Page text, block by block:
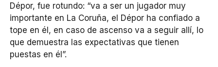
Dépor, fue rotundo: “va a ser un jugador muy
importante en La Coruña, el Dépor ha confiado a
tope en él, en caso de ascenso va a seguir allí, lo
que demuestra las expectativas que tienen
puestas en él”.